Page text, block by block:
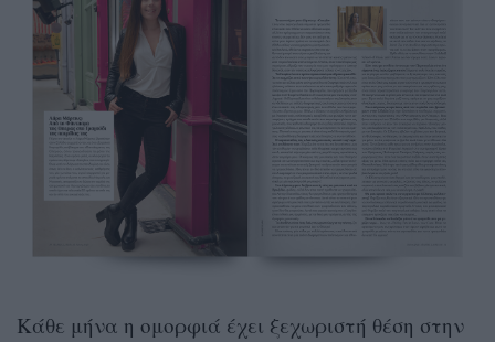
Κάθε μήνα η ομορφιά έχει ξεχωριστή θέση στην